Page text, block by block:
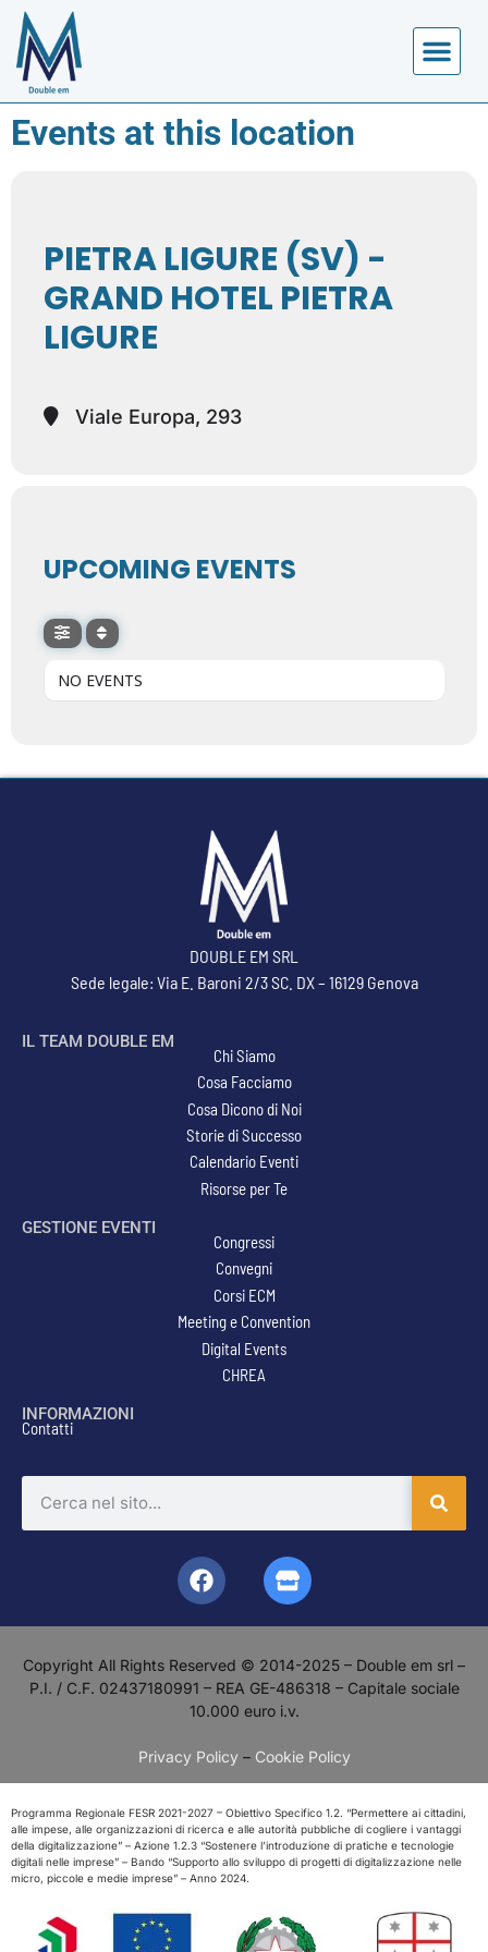
Events at this location
PIETRA LIGURE (SV) -
GRAND HOTEL PIETRA
LIGURE
Viale Europa, 293
UPCOMING EVENTS
NO EVENTS
DOUBLE EM SRL
Sede legale: Via E. Baroni 2/3 SC. DX – 16129 Genova
IL TEAM DOUBLE EM
Chi Siamo
Cosa Facciamo
Cosa Dicono di Noi
Storie di Successo
Calendario Eventi
Risorse per Te
GESTIONE EVENTI
Congressi
Convegni
Corsi ECM
Meeting e Convention
Digital Events
CHREA
INFORMAZIONI
Contatti
Copyright All Rights Reserved © 2014-2025 – Double em srl –
P.I. / C.F. 02437180991 – REA GE-486318 – Capitale sociale
10.000 euro i.v.
Privacy Policy– Cookie Policy
Programma Regionale FESR 2021-2027 – Obiettivo Specifico 1.2. “Permettere ai cittadini,
alle impese, alle organizzazioni di ricerca e alle autorità pubbliche di cogliere i vantaggi
della digitalizzazione” – Azione 1.2.3 “Sostenere l’introduzione di pratiche e tecnologie
digitali nelle imprese” – Bando “Supporto allo sviluppo di progetti di digitalizzazione nelle
micro, piccole e medie imprese” – Anno 2024.